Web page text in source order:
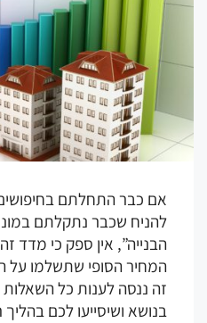
כבר התחלתם בחיפושים אחר
שכבר נתקלתם במונח
אין ספק כי מדד זה משפיע
הסופי שתשלמו על הדירה
ננסה לענות כל השאלות שאתם
ושיסייעו לכם בהליך רכישת